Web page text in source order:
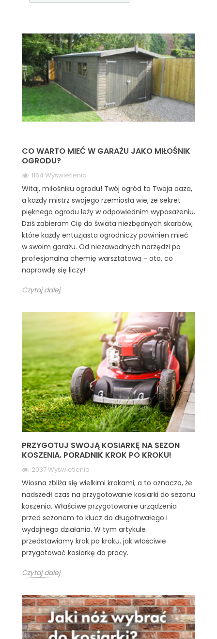
CO WARTO MIEĆ W GARAŻU JAKO MIŁOŚNIK
OGRODU?
1164 Wyświetlenia
Witaj, miłośniku ogrodu! Twój ogród to Twoja oaza,
a każdy mistrz swojego rzemiosła wie, że sekret
pięknego ogrodu leży w odpowiednim wyposażeniu.
Dziś zabieram Cię do świata niezbędnych skarbów,
które każdy entuzjasta ogrodniczy powinien mieć
w swoim garażu. Od niezawodnych narzędzi po
profesjonalną chemię warsztatową - oto, co
naprawdę się liczy!
Czytaj dalej
PRZYGOTUJ SWOJĄ KOSIARKĘ NA SEZON
KOSZENIA. PORADNIK KROK PO KROKU!
2037 Wyświetlenia
Wiosna zbliża się wielkimi krokami, a to oznacza, że
nadszedł czas na przygotowanie kosiarki do sezonu
koszenia. Właściwe przygotowanie urządzenia
przed sezonem to klucz do długotrwałego i
wydajnego działania. W tym artykule
przedstawiamy krok po kroku, jak właściwie
przygotować kosiarkę do pracy.
Czytaj dalej